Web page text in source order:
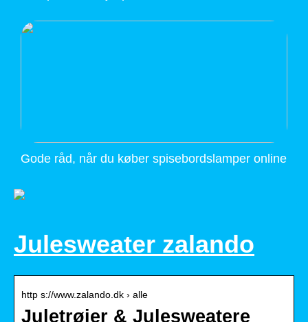
Gode råd, når du køber spisebordslamper online
Julesweater zalando
http s://www.zalando.dk › alle
Juletrøjer & Julesweatere